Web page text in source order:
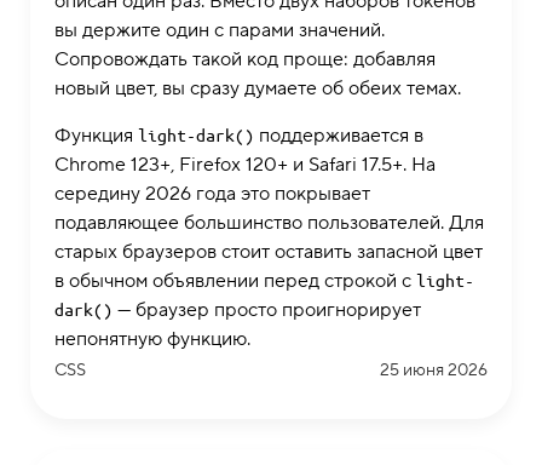
вы держите один с парами значений.
Сопровождать такой код проще: добавляя
новый цвет, вы сразу думаете об обеих темах.
Функция light-dark() поддерживается в
Chrome 123+, Firefox 120+ и Safari 17.5+. На
середину 2026 года это покрывает
подавляющее большинство пользователей. Для
старых браузеров стоит оставить запасной цвет
в обычном объявлении перед строкой с light-
dark() — браузер просто проигнорирует
непонятную функцию.
CSS 25 июня 2026